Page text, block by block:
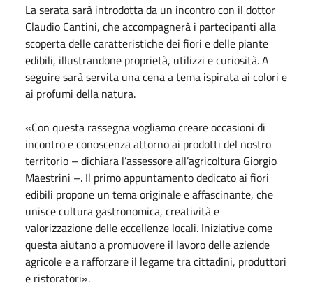
La serata sarà introdotta da un incontro con il dottor
Claudio Cantini, che accompagnerà i partecipanti alla
scoperta delle caratteristiche dei fiori e delle piante
edibili, illustrandone proprietà, utilizzi e curiosità. A
seguire sarà servita una cena a tema ispirata ai colori e
ai profumi della natura.
«Con questa rassegna vogliamo creare occasioni di
incontro e conoscenza attorno ai prodotti del nostro
territorio – dichiara l’assessore all’agricoltura Giorgio
Maestrini –. Il primo appuntamento dedicato ai fiori
edibili propone un tema originale e affascinante, che
unisce cultura gastronomica, creatività e
valorizzazione delle eccellenze locali. Iniziative come
questa aiutano a promuovere il lavoro delle aziende
agricole e a rafforzare il legame tra cittadini, produttori
e ristoratori».